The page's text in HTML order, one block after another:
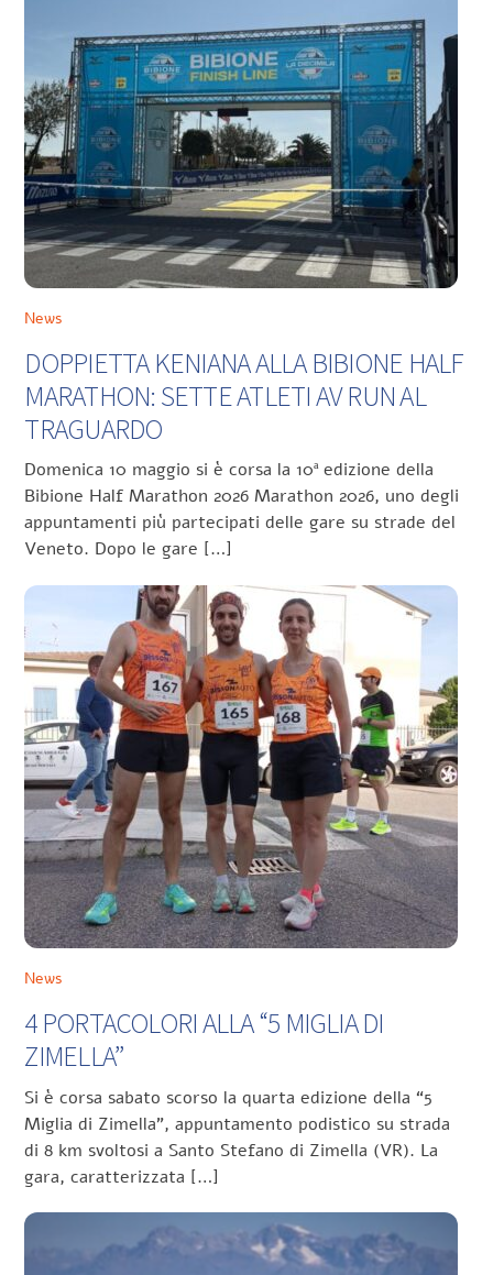
News
DOPPIETTA KENIANA ALLA BIBIONE HALF
MARATHON: SETTE ATLETI AV RUN AL
TRAGUARDO
Domenica 10 maggio si è corsa la 10ª edizione della
Bibione Half Marathon 2026 Marathon 2026, uno degli
appuntamenti più partecipati delle gare su strade del
Veneto. Dopo le gare […]
News
4 PORTACOLORI ALLA “5 MIGLIA DI
ZIMELLA”
Si è corsa sabato scorso la quarta edizione della “5
Miglia di Zimella”, appuntamento podistico su strada
di 8 km svoltosi a Santo Stefano di Zimella (VR). La
gara, caratterizzata […]